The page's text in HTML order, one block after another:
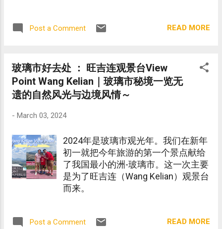
realistic role-play experience by
person's day.
Post a Comment READ MORE
玻璃市好去处 ： 旺吉连观景台View
Point Wang Kelian｜玻璃市秘境一览无
遗的自然风光与边境风情～
- March 03, 2024
2024年是玻璃市观光年。我们在新年
初一就把今年旅游的第一个景点献给
了我国最小的洲-玻璃市。这一次主要
是为了旺吉连（Wang Kelian）观景台
而来。
Post a Comment READ MORE